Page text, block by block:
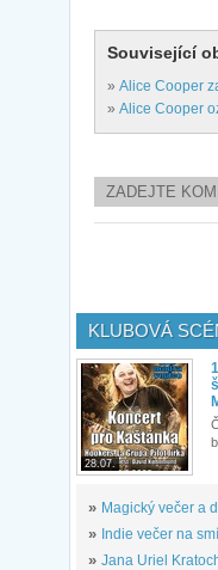
Související
» Alice Cooper
» Alice Cooper
ZADEJTE
KLUBOVÁ
28.07.
» Magický večer a
» Indie večer na
» Jana Uriel